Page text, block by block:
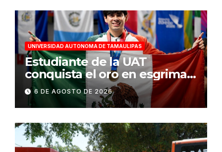
UNIVERSIDAD AUTONOMA DE TAMAULIPAS
Estudiante de la UAT
conquista el oro en esgrima
en Santo Domingo 2026
6 DE AGOSTO DE 2026